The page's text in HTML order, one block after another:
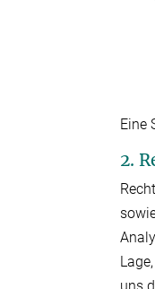
Eine
2.
uns